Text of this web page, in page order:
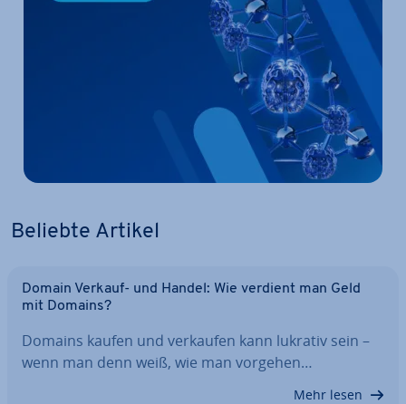
Beliebte Artikel
Domain Verkauf- und Handel: Wie verdient man Geld
mit Domains?
Domains kaufen und verkaufen kann lukrativ sein –
wenn man denn weiß, wie man vorgehen…
Mehr lesen